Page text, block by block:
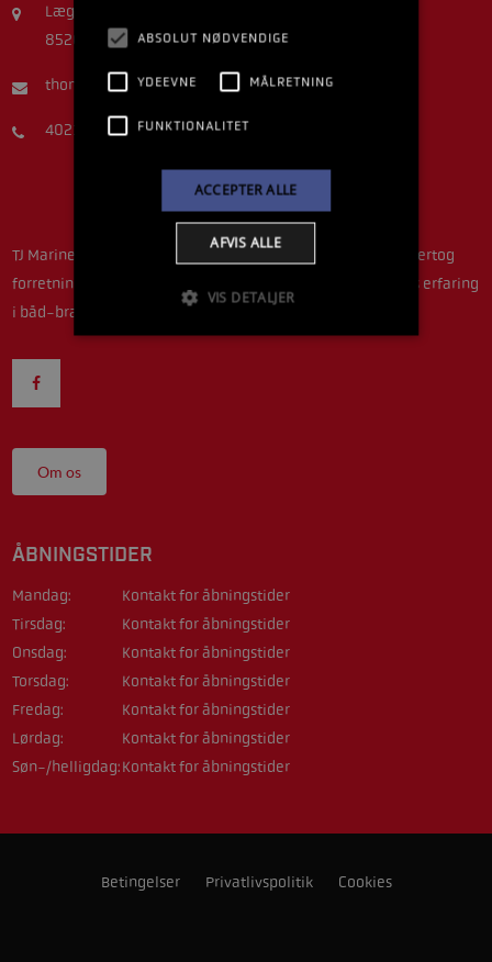
Lægårdsvej 5A
8520 Lystrup
thomastjmarine@gmail.com
40216407
TJ Marine ejes og drives idag af Thomas Dethlefsen, som overtog
forretningen efter Torben Jensen i 2016. Thomas har 19 års erfaring
i båd-branchen som mekaniker.
Om os
ÅBNINGSTIDER
Mandag:
Kontakt for åbningstider
Tirsdag:
Kontakt for åbningstider
Onsdag:
Kontakt for åbningstider
Torsdag:
Kontakt for åbningstider
Fredag:
Kontakt for åbningstider
Lørdag:
Kontakt for åbningstider
Søn-/helligdag:Kontakt for åbningstider
Betingelser Privatlivspolitik Cookies
ABSOLUT NØDVENDIGE
YDEEVNE MÅLRETNING
FUNKTIONALITET
ACCEPTER ALLE
AFVIS ALLE
VIS DETALJER